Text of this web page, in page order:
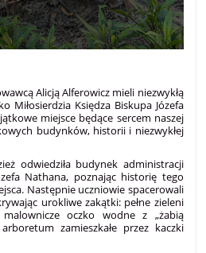
Alicją Alferowicz mieli niezwykłą
Miłosierdzia Księdza Biskupa Józefa
miejsce będące sercem naszej
budynków, historii i niezwykłej
odwiedziła budynek administracji
Nathana, poznając historię tego
Następnie uczniowie spacerowali
urokliwe zakątki: pełne zieleni
oczko wodne z „żabią
zamieszkałe przez kaczki